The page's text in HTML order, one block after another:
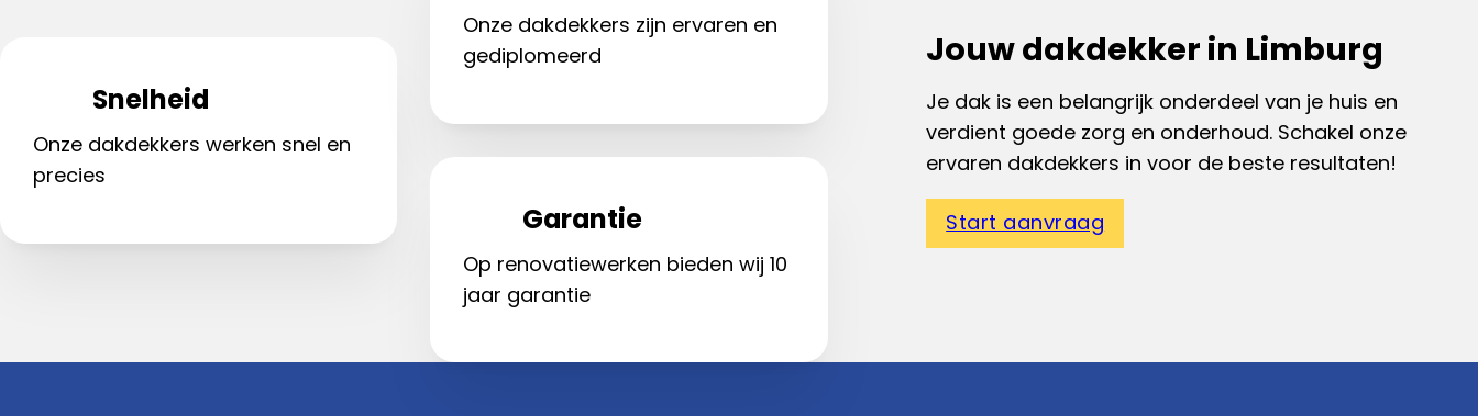
Snelheid
Onze dakdekkers werken snel en
precies
Onze dakdekkers zijn ervaren en
gediplomeerd
Garantie
Op renovatiewerken bieden wij 10
jaar garantie
Jouw dakdekker in Limburg
Je dak is een belangrijk onderdeel van je huis en
verdient goede zorg en onderhoud. Schakel onze
ervaren dakdekkers in voor de beste resultaten!
Start aanvraag